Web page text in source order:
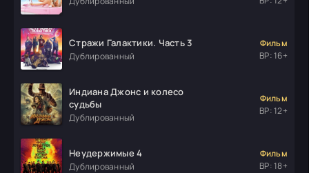
Стражи Галактики. Часть 3
Дублированный
Фильм
ВР: 16+
Индиана Джонс и колесо
судьбы
Дублированный
Фильм
ВР: 12+
Неудержимые 4
Дублированный
Фильм
ВР: 18+